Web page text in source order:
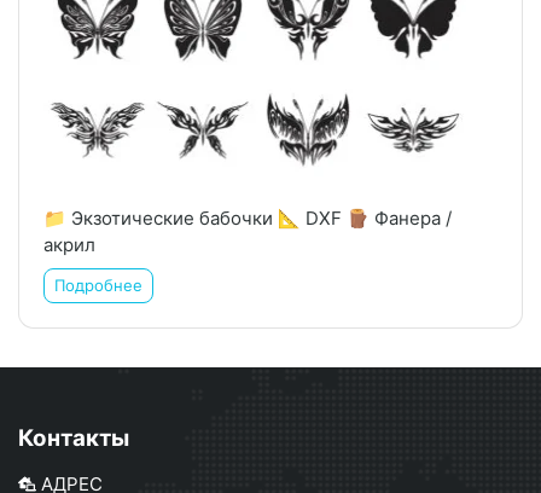
📁 Экзотические бабочки 📐 DXF 🪵 Фанера /
акрил
Подробнее
Контакты
АДРЕС